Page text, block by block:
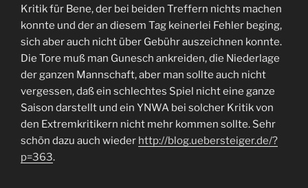
Kritik für Bene, der bei beiden Treffern nichts machen
konnte und der an diesem Tag keinerlei Fehler beging,
sich aber auch nicht über Gebühr auszeichnen konnte.
Die Tore muß man Gunesch ankreiden, die Niederlage
der ganzen Mannschaft, aber man sollte auch nicht
vergessen, daß ein schlechtes Spiel nicht eine ganze
Saison darstellt und ein YNWA bei solcher Kritik von
den Extremkritikern nicht mehr kommen sollte. Sehr
schön dazu auch wieder http://blog.uebersteiger.de/?
p=363.